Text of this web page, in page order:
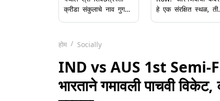
क्रीडा संकुलाचे नाव गुगल
असे बदलले; बाणेर
पोलिसांत तक्रार दाखल
हे एक संरक्षित स्थळ, ती
यांनी स्पष्ट केली भूमिका
(Video)
होम Socially
IND vs AUS 1st
भारताने गमावली पाचवी